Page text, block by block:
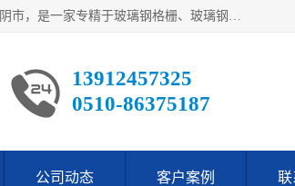
江阴市翔鼎复合材料有限公司,位于美丽富饶的中国经济百强县第一县级市的-江苏省江阴市，是一家专精于玻璃钢格栅、玻璃钢新材料,镀锌钢格板，机械设备生产制造及研发的科技型企业；公司产品已销往了世界多个国家和地区，公司人决心加倍努力愿与广大社会同仁精诚合作共创辉煌！
13912457325
0510-86375187
公司动态 客户案例 联